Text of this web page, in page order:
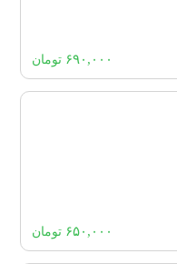
۶۹۰,۰۰۰ تومان
۶۵۰,۰۰۰ تومان